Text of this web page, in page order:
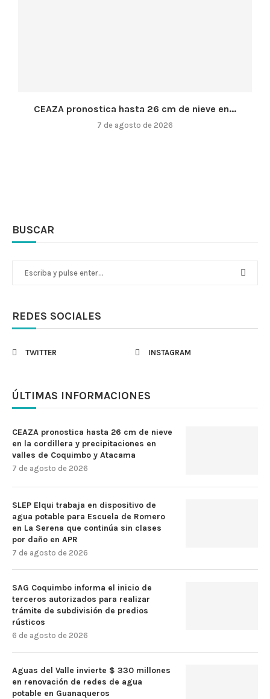
CEAZA pronostica hasta 26 cm de nieve en...
7 de agosto de 2026
BUSCAR
REDES SOCIALES
TWITTER INSTAGRAM
ÚLTIMAS INFORMACIONES
CEAZA pronostica hasta 26 cm de nieve
en la cordillera y precipitaciones en
valles de Coquimbo y Atacama
7 de agosto de 2026
SLEP Elqui trabaja en dispositivo de
agua potable para Escuela de Romero
en La Serena que continúa sin clases
por daño en APR
7 de agosto de 2026
SAG Coquimbo informa el inicio de
terceros autorizados para realizar
trámite de subdivisión de predios
rústicos
6 de agosto de 2026
Aguas del Valle invierte $ 330 millones
en renovación de redes de agua
potable en Guanaqueros